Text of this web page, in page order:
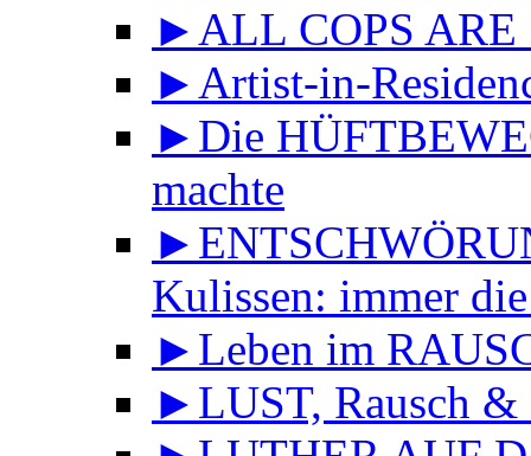
►ALL COPS ARE
►Artist-in-
►Die
machte
Kulissen: immer
►Leben im
►LUST, Rausch